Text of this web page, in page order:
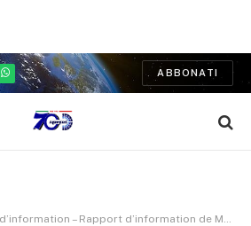
WhatsApp
ABBONATI
en application de l’article 145 du règlement, par la commission des finances, de l’économie générale et du contrôle budgétaire, en conclusion des travaux d’une mission d’information sur la rationalisation de notre administration comme source d’économies budgétaires